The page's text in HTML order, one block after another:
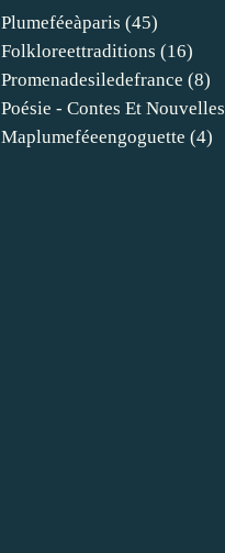
Plumeféeàparis (45)
Folkloreettraditions (16)
Promenadesiledefrance (8)
Poésie - Contes Et Nouvelles
Maplumeféeengoguette (4)